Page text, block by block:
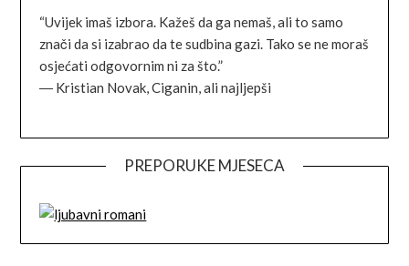
“Uvijek imaš izbora. Kažeš da ga nemaš, ali to samo
znači da si izabrao da te sudbina gazi. Tako se ne moraš
osjećati odgovornim ni za što.”
― Kristian Novak,Ciganin, ali najljepši
PREPORUKE MJESECA